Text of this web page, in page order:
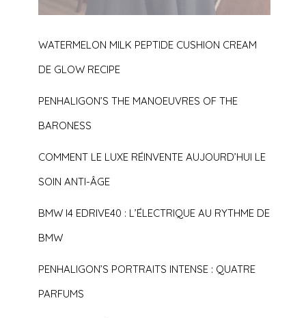
WATERMELON MILK PEPTIDE CUSHION CREAM
DE GLOW RECIPE
PENHALIGON’S THE MANOEUVRES OF THE
BARONESS
COMMENT LE LUXE RÉINVENTE AUJOURD’HUI LE
SOIN ANTI-ÂGE
BMW I4 EDRIVE40 : L’ÉLECTRIQUE AU RYTHME DE
BMW
PENHALIGON’S PORTRAITS INTENSE : QUATRE
PARFUMS